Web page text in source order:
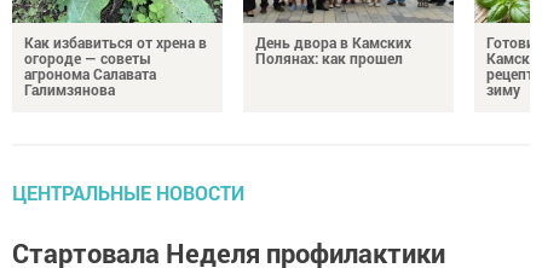
Как избавиться от хрена в
огороде — советы
агронома Салавата
Галимзянова
День двора в Камских
Полянах: как прошел
зиму
ЦЕНТРАЛЬНЫЕ НОВОСТИ
Стартовала Неделя профилактики